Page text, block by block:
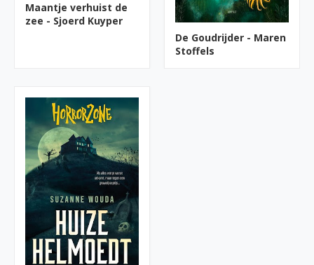
Maantje verhuist de
zee - Sjoerd Kuyper
De Goudrijder - Maren
Stoffels